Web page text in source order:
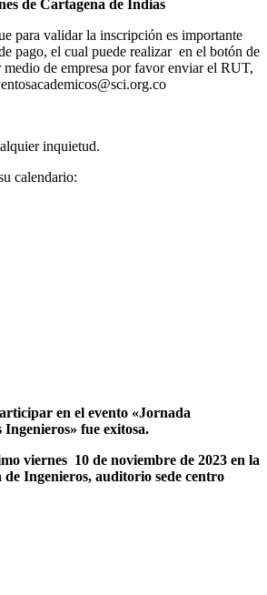
de Cartagena de Indias
para validar la inscripción es importante
pago, el cual puede realizar en el botón de
medio de empresa por favor enviar el RUT,
inquietud.
calendario:
en el evento «Jornada
fue exitosa.
viernes 10 de noviembre de 2023 en la
Ingenieros, auditorio sede centro